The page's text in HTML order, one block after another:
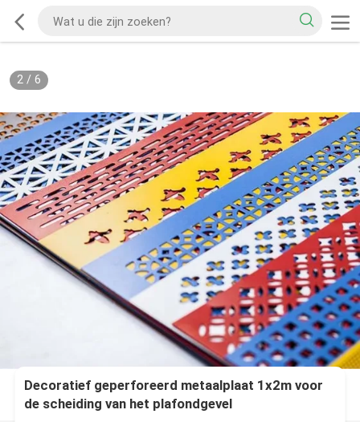
2/ 6
Decoratief geperforeerd metaalplaat 1x2m voor
de scheiding van het plafondgevel